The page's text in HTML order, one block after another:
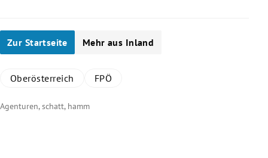
Zur Startseite Mehr aus Inland
Oberösterreich FPÖ
Agenturen, schatt, hamm